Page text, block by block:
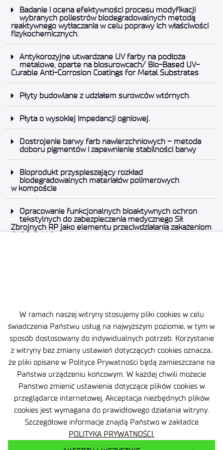
W ramach naszej witryny stosujemy pliki cookies w celu
świadczenia Państwu usług na najwyższym poziomie, w tym w
sposób dostosowany do indywidualnych potrzeb. Korzystanie
z witryny bez zmiany ustawień dotyczących cookies oznacza,
że pliki opisane w Polityce Prywatności będą zamieszczane na
Państwa urządzeniu końcowym. W każdej chwili możecie
Państwo zmienić ustawienia dotyczące plików cookies w
przeglądarce internetowej. Akceptacja niezbędnych plików
cookies jest wymagana do prawidłowego działania witryny.
Szczegółowe informacje znajdą Państwo w zakładce
POLITYKA PRYWATNOŚCI.
Badanie i ocena efektywności procesu modyfikacji
wybranych poliestrów biodegradowalnych metodą
reaktywnego wytłaczania w celu poprawy ich właściwości
fizykochemicznych.
Antykorozyjne utwardzane UV farby na podłoża
metalowe, oparte na biosurowcach/ Bio-Based UV-
Curable Anti-Corrosion Coatings for Metal Substrates
Płyty budowlane z udziałem surowców wtórnych.
Płyta o wysokiej impedancji ogniowej.
Dostrojenie barwy farb nawierzchniowych – metoda
doboru pigmentów i zapewnienie stabilności barwy
Bioprodukt przyspieszający rozkład
biodegradowalnych materiałów polimerowych
w kompoście
Opracowanie funkcjonalnych bioaktywnych ochron
tekstylnych do zabezpieczenia medycznego Sił
Zbrojnych RP jako elementu przeciwdziałania zakażeniom
SARS-CoV-2
warstw organiczno-nieorganicznych o potencjale
aplikacyjnym w usuwaniu smogu elektromagnetycznego.
Nowe antymikrobowe zabezpieczenie proszkowe dla
materiałów kompozytowych / Novel antimicrobial
protection in powder coating for composite materials
Dane osobowe